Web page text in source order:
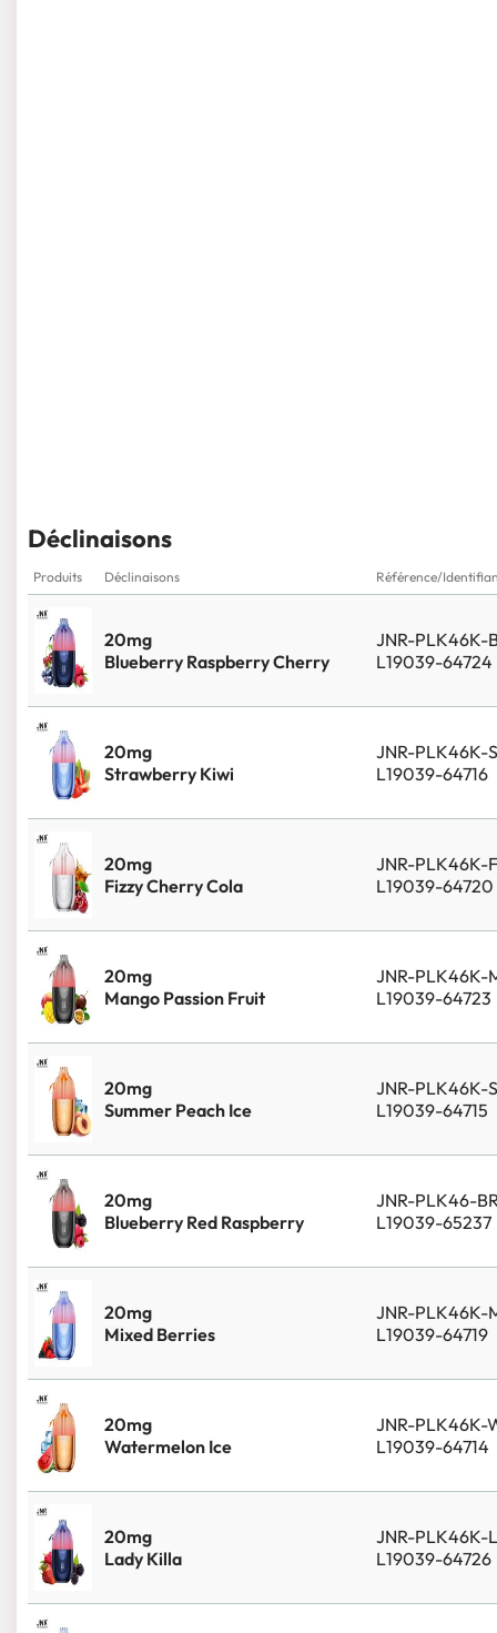
Déclinaisons
Produits Déclinaisons Référence/
20mg
Blueberry Raspberry Cherry
JNR-PLK46K-
L19039-64724
20mg
Strawberry Kiwi
JNR-PLK46K-
L19039-64716
20mg
Fizzy Cherry Cola
JNR-PLK46K-
L19039-64720
20mg
Mango Passion Fruit
JNR-PLK46K-
L19039-64723
20mg
Summer Peach Ice
JNR-PLK46K-
L19039-64715
20mg
Blueberry Red Raspberry
JNR-PLK46-
L19039-65237
20mg
Mixed Berries
JNR-PLK46K-
L19039-64719
20mg
Watermelon Ice
JNR-PLK46K-
L19039-64714
20mg
Lady Killa
JNR-PLK46K-
L19039-64726